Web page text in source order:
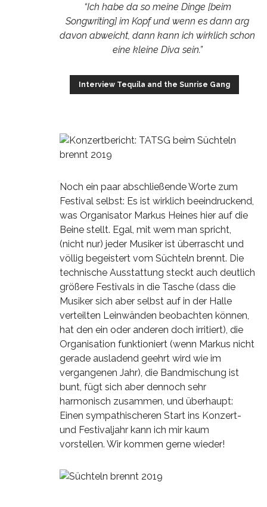
“Ich habe da so meine Dinge [beim
Songwriting] im Kopf und wenn es dann arg
davon abweicht, dann kann ich wirklich schon
eine kleine Diva sein.”
Interview Tequila and the Sunrise Gang
Noch ein paar abschließende Worte zum
Festival selbst: Es ist wirklich beeindruckend,
was Organisator Markus Heines hier auf die
Beine stellt. Egal, mit wem man spricht,
(nicht nur) jeder Musiker ist überrascht und
völlig begeistert vom Süchteln brennt. Die
technische Ausstattung steckt auch deutlich
größere Festivals in die Tasche (dass die
Musiker sich aber selbst auf in der Halle
verteilten Leinwänden beobachten können,
hat den ein oder anderen doch irritiert), die
Organisation funktioniert (wenn Markus nicht
gerade ausladend geehrt wird wie im
vergangenen Jahr), die Bandmischung ist
bunt, fügt sich aber dennoch sehr
harmonisch zusammen, und überhaupt:
Einen sympathischeren Start ins Konzert-
und Festivaljahr kann ich mir kaum
vorstellen. Wir kommen gerne wieder!